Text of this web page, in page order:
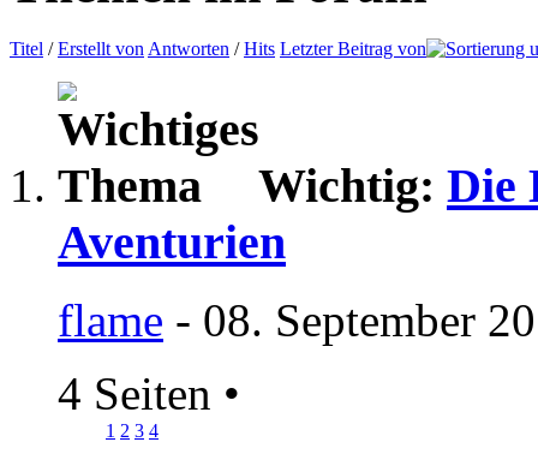
Titel /Erstellt von Antworten /Hits Letzter Beitrag von
Wichtig: Die
Aventurien
flame - 08. September
4 Seiten •
1 2 3 4